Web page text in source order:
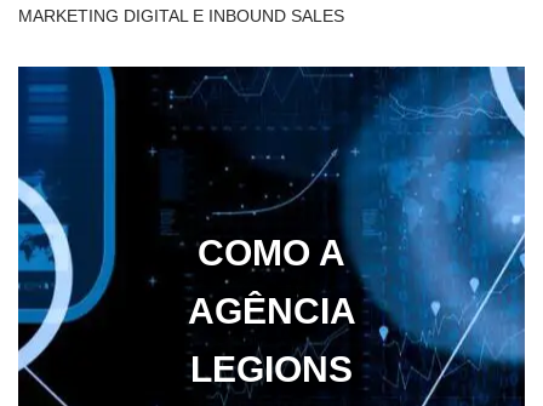
MARKETING DIGITAL E INBOUND SALES
COMO A
AGÊNCIA
LEGIONS